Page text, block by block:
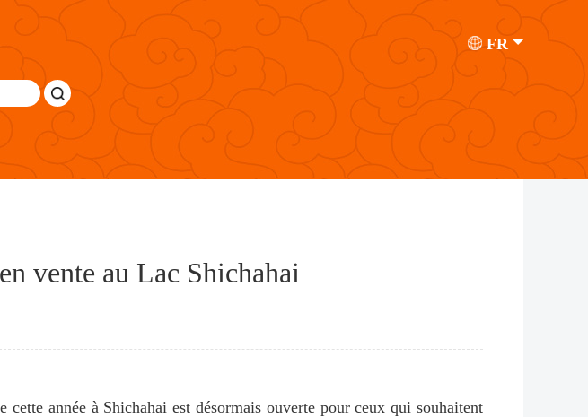
FR
vente au Lac Shichahai
année à Shichahai est désormais ouverte pour ceux qui souhaitent